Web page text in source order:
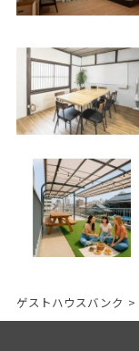
ゲストハウスバンク >